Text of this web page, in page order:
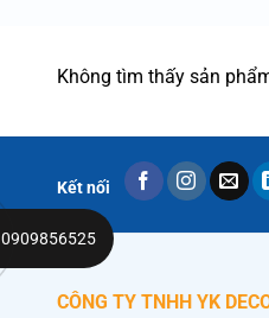
Không tìm thấy sản
Kết nối
CÔNG TY TNHH YK
0909856525